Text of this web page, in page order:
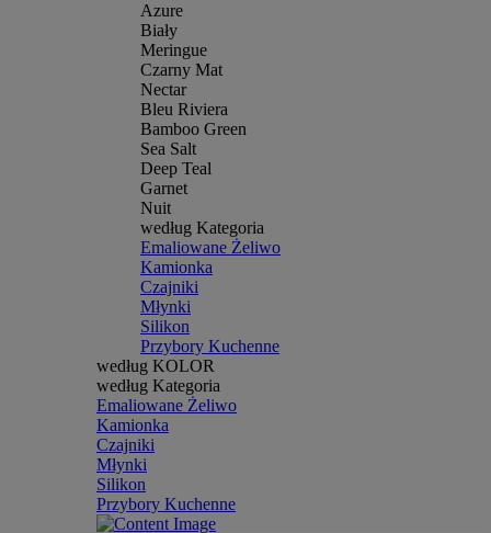
Azure
Biały
Meringue
Czarny Mat
Nectar
Bleu Riviera
Bamboo Green
Sea Salt
Deep Teal
Garnet
Nuit
według Kategoria
Emaliowane Żeliwo
Kamionka
Czajniki
Młynki
Silikon
Przybory Kuchenne
według KOLOR
według Kategoria
Emaliowane Żeliwo
Kamionka
Czajniki
Młynki
Silikon
Przybory Kuchenne